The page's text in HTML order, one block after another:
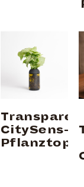
CitySens-
Pflanztopf